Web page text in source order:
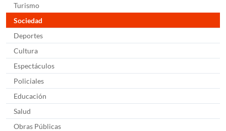
Turismo
Sociedad
Deportes
Cultura
Espectáculos
Policiales
Educación
Salud
Obras Públicas